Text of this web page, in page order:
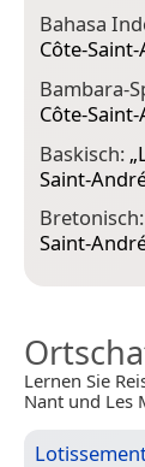
Bahasa
Côte-
Bambara-
Côte-
Baskisch: „
Saint-
Bretonisch:
Saint-
Lernen Sie
Nant und Les